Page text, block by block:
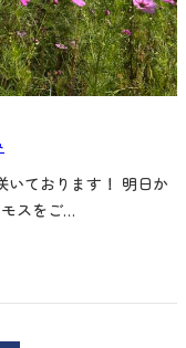
いております！ 明日か
スをご…